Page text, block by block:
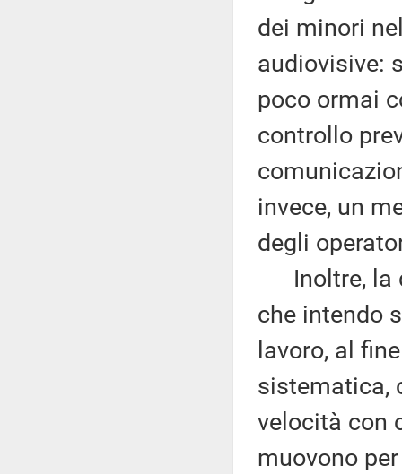
dei minori
audiovisive:
poco ormai
controllo
invece, un
degli
Inoltre, la
che intendo
lavoro, al
sistematica,
velocità con
muovono